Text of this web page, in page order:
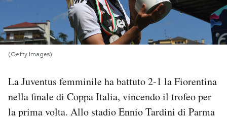
PODCAST
NEWSLETTER
I MIEI PREFERITI
(Getty Images)
La Juventus femminile ha battuto 2-1 la Fiorentina
nella finale di Coppa Italia, vincendo il trofeo per
la prima volta. Allo stadio Ennio Tardini di Parma